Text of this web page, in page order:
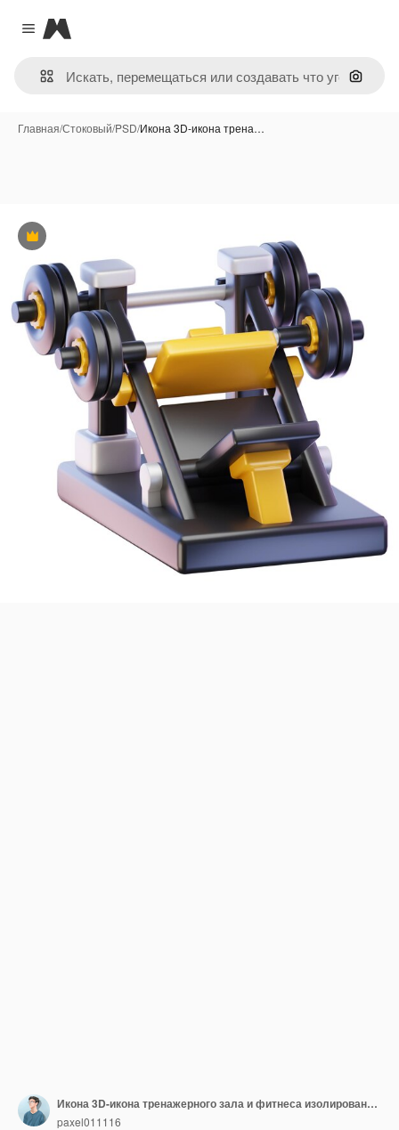
Close menu
Magnific
Поиск
Главная/Стоковый/PSD/Икона 3D-икона трена…
Премиум
Икона 3D-икона тренажерного зала и фитнеса изолирована на прозрачном фоне 3D-иллюстрация
paxel011116